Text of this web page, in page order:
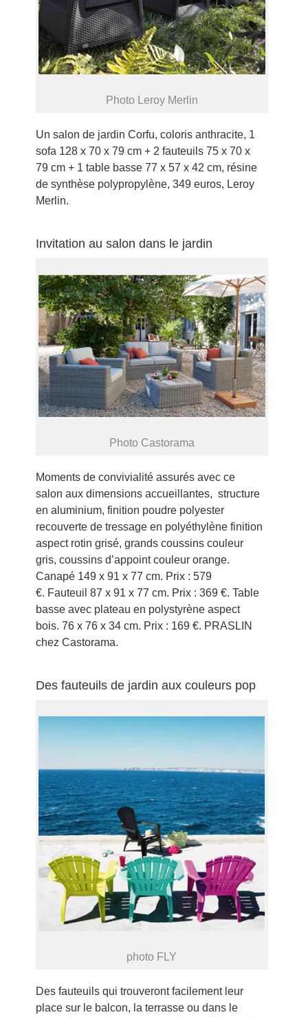
Photo Leroy Merlin
Un salon de jardin Corfu, coloris anthracite, 1
sofa 128 x 70 x 79 cm + 2 fauteuils 75 x 70 x
79 cm + 1 table basse 77 x 57 x 42 cm, résine
de synthèse polypropylène, 349 euros, Leroy
Merlin.
Invitation au salon dans le jardin
Photo Castorama
Moments de convivialité assurés avec ce
salon aux dimensions accueillantes, structure
en aluminium, finition poudre polyester
recouverte de tressage en polyéthylène finition
aspect rotin grisé, grands coussins couleur
gris, coussins d’appoint couleur orange.
Canapé 149 x 91 x 77 cm. Prix : 579
€. Fauteuil 87 x 91 x 77 cm. Prix : 369 €. Table
basse avec plateau en polystyrène aspect
bois. 76 x 76 x 34 cm. Prix : 169 €. PRASLIN
chez Castorama.
Des fauteuils de jardin aux couleurs pop
photo FLY
Des fauteuils qui trouveront facilement leur
place sur le balcon, la terrasse ou dans le